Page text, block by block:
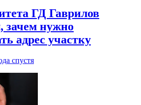
ГД Гаврилов
зачем нужно
адрес участку
спустя